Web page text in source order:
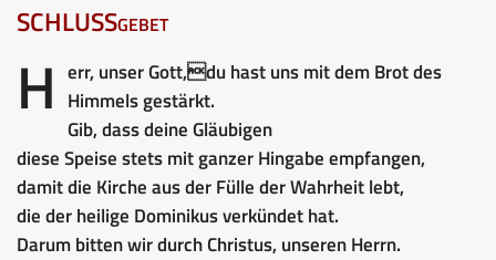
SCHLUSSgebet
H err, unser Gott,du hast uns mit dem Brot des
Himmels gestärkt.
Gib, dass deine Gläubigen
diese Speise stets mit ganzer Hingabe empfangen,
damit die Kirche aus der Fülle der Wahrheit lebt,
die der heilige Dominikus verkündet hat.
Darum bitten wir durch Christus, unseren Herrn.